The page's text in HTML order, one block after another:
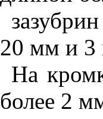
20 мм и 3
На
более 2